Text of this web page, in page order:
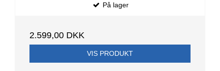
På lager
2.599,00 DKK
VIS PRODUKT